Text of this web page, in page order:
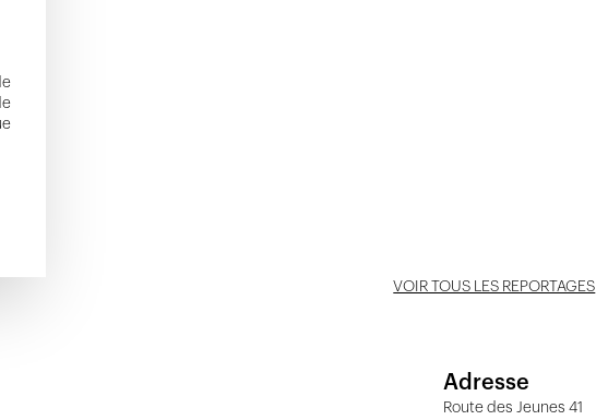
VOIR TOUS LES REPORTAGES
Adresse
Route des Jeunes 41